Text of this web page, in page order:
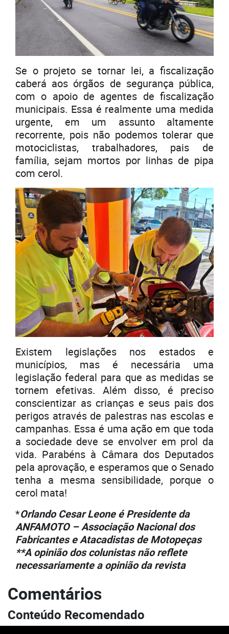
Se o projeto se tornar lei, a fiscalização
caberá aos órgãos de segurança pública,
com o apoio de agentes de fiscalização
municipais. Essa é realmente uma medida
urgente, em um assunto altamente
recorrente, pois não podemos tolerar que
motociclistas, trabalhadores, pais de
família, sejam mortos por linhas de pipa
com cerol.
Existem legislações nos estados e
municípios, mas é necessária uma
legislação federal para que as medidas se
tornem efetivas. Além disso, é preciso
conscientizar as crianças e seus pais dos
perigos através de palestras nas escolas e
campanhas. Essa é uma ação em que toda
a sociedade deve se envolver em prol da
vida. Parabéns à Câmara dos Deputados
pela aprovação, e esperamos que o Senado
tenha a mesma sensibilidade, porque o
cerol mata!
*Orlando Cesar Leone é Presidente da
ANFAMOTO – Associação Nacional dos
Fabricantes e Atacadistas de Motopeças
**A opinião dos colunistas não reflete
necessariamente a opinião da revista
Comentários
Conteúdo Recomendado